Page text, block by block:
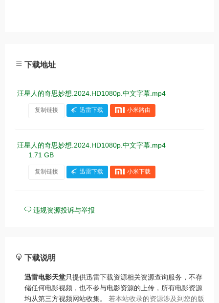
下载地址
汪星人的奇思妙想.2024.HD1080p.中文字幕.mp4
复制链接 迅雷下载 小米路由
汪星人的奇思妙想.2024.HD1080p.中文字幕.mp4
1.71 GB
复制链接 迅雷下载 小米下载
违规资源投诉与举报
下载说明
迅雷电影天堂只提供迅雷下载资源相关资源查询服务，不存
储任何电影视频，也不参与电影资源的上传，所有电影资源
均从第三方视频网站收集。 若本站收录的资源涉及到您的版